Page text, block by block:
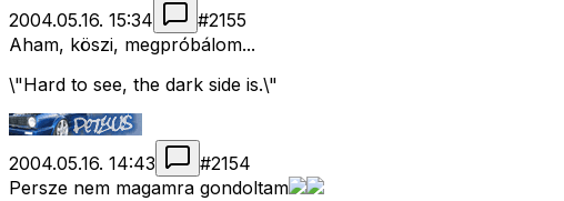
2004.05.16. 15:34
#2155
Aham, köszi, megpróbálom...
\"Hard to see, the dark side is.\"
2004.05.16. 14:43 #2154
Persze nem magamra gondoltam